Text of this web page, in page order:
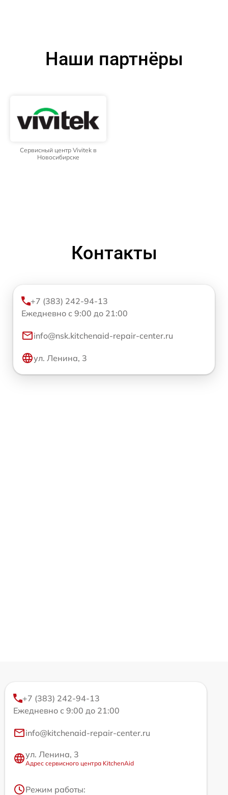
Наши партнёры
Сервисный центр Vivitek в
Новосибирске
Контакты
+7 (383) 242-94-13
Ежедневно с 9:00 до 21:00
info@nsk.kitchenaid-repair-center.ru
ул. Ленина, 3
+7 (383) 242-94-13
Ежедневно с 9:00 до 21:00
info@kitchenaid-repair-center.ru
ул. Ленина, 3
Адрес сервисного центра KitchenAid
Режим работы: